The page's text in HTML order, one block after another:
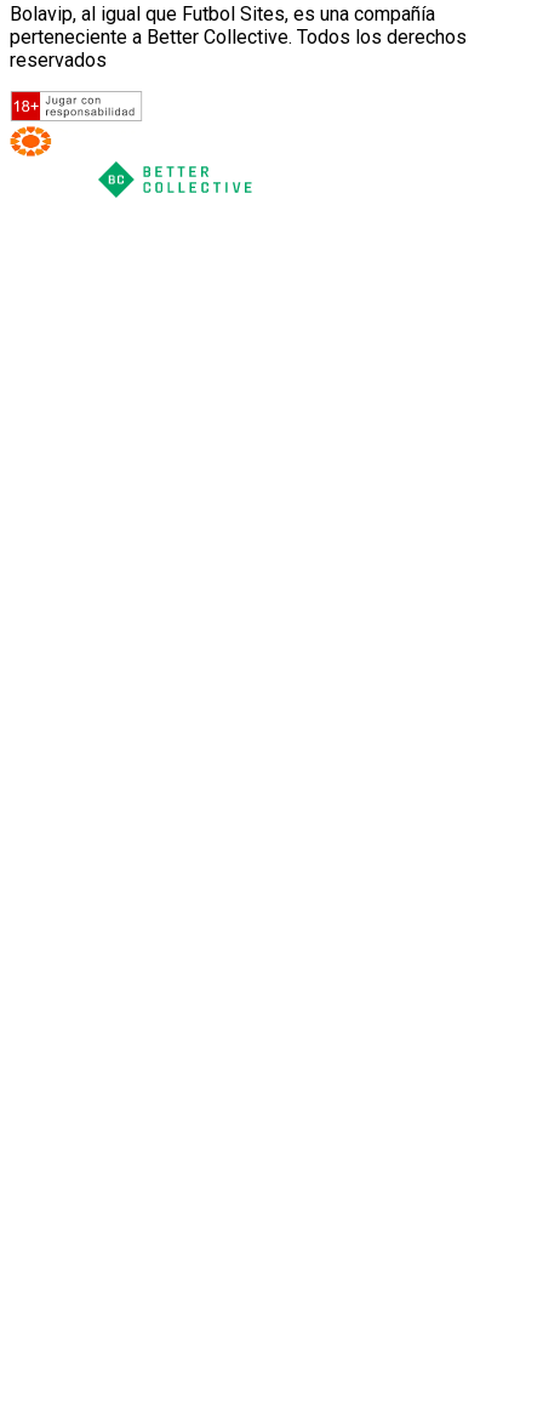
Bolavip, al igual que Futbol Sites, es una compañía
perteneciente a Better Collective. Todos los derechos
reservados